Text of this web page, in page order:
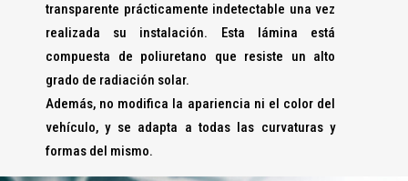
transparente prácticamente indetectable una vez
realizada su instalación. Esta lámina está
compuesta de poliuretano que resiste un alto
grado de radiación solar.
Además, no modifica la apariencia ni el color del
vehículo, y se adapta a todas las curvaturas y
formas del mismo.